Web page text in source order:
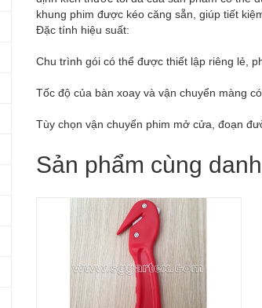
khung phim được kéo căng sẵn, giúp tiết
Đặc tính hiệu suất:
Chu trình gói có thể được thiết lập riêng lẻ,
Tốc độ của bàn xoay và vận chuyển màng
Tùy chọn vận chuyển phim mở cửa, đoạn
Sản phẩm cùng